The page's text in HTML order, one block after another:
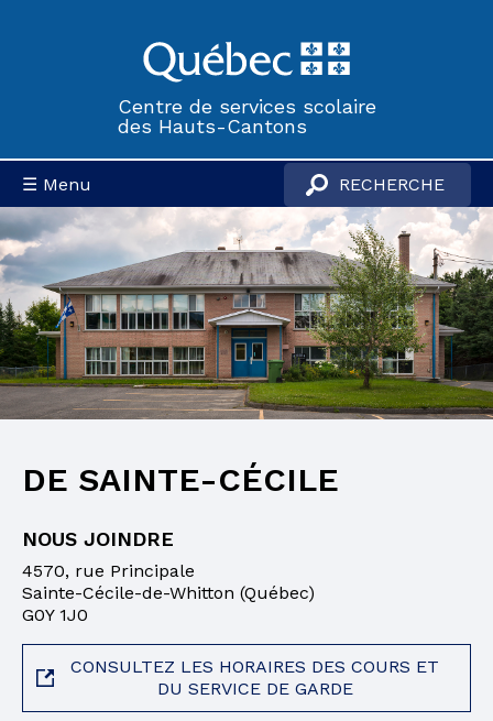
Centre de services scolaire
des Hauts-Cantons
☰ Menu
DE SAINTE-CÉCILE
NOUS JOINDRE
4570, rue Principale
Sainte-Cécile-de-Whitton (Québec)
G0Y 1J0
CONSULTEZ LES HORAIRES DES COURS ET
DU SERVICE DE GARDE